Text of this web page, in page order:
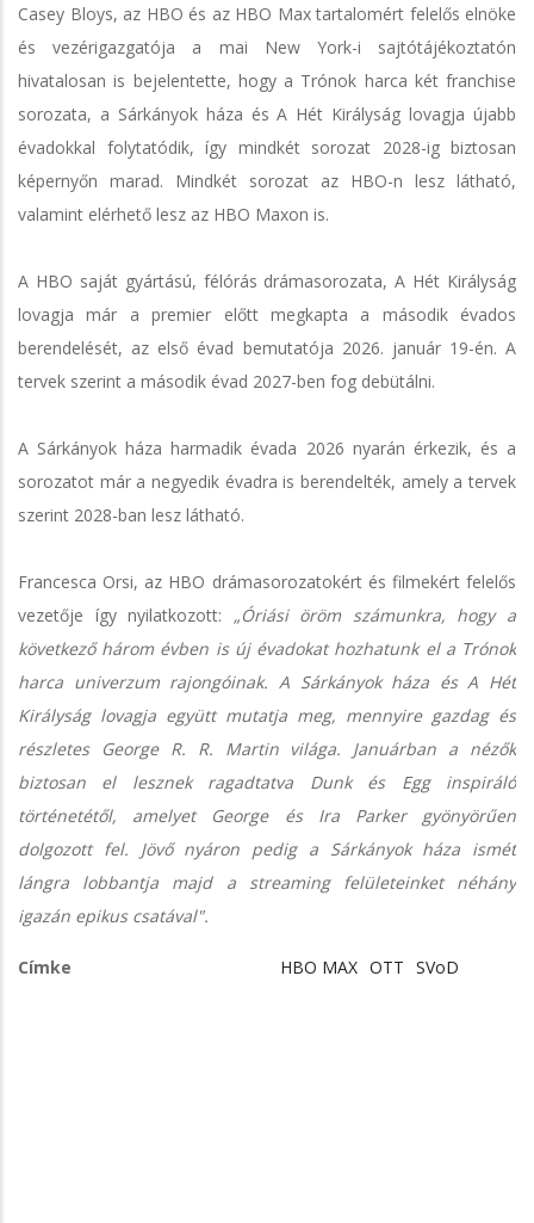
Casey Bloys, az HBO és az HBO Max tartalomért felelős elnöke
és vezérigazgatója a mai New York-i sajtótájékoztatón
hivatalosan is bejelentette, hogy a Trónok harca két franchise
sorozata, a Sárkányok háza és A Hét Királyság lovagja újabb
évadokkal folytatódik, így mindkét sorozat 2028-ig biztosan
képernyőn marad. Mindkét sorozat az HBO-n lesz látható,
valamint elérhető lesz az HBO Maxon is.
A HBO saját gyártású, félórás drámasorozata, A Hét Királyság
lovagja már a premier előtt megkapta a második évados
berendelését, az első évad bemutatója 2026. január 19-én. A
tervek szerint a második évad 2027-ben fog debütálni.
A Sárkányok háza harmadik évada 2026 nyarán érkezik, és a
sorozatot már a negyedik évadra is berendelték, amely a tervek
szerint 2028-ban lesz látható.
Francesca Orsi, az HBO drámasorozatokért és filmekért felelős
vezetője így nyilatkozott: „Óriási öröm számunkra, hogy a
következő három évben is új évadokat hozhatunk el a Trónok
harca univerzum rajongóinak. A Sárkányok háza és A Hét
Királyság lovagja együtt mutatja meg, mennyire gazdag és
részletes George R. R. Martin világa. Januárban a nézők
biztosan el lesznek ragadtatva Dunk és Egg inspiráló
történetétől, amelyet George és Ira Parker gyönyörűen
dolgozott fel. Jövő nyáron pedig a Sárkányok háza ismét
lángra lobbantja majd a streaming felületeinket néhány
igazán epikus csatával".
Címke HBO MAX OTT SVoD